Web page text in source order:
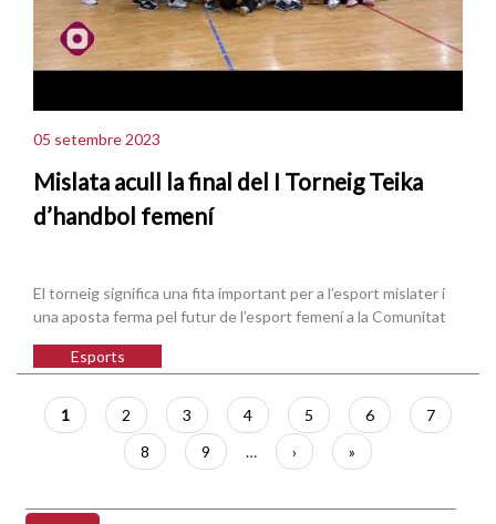
05 setembre 2023
Mislata acull la final del I Torneig Teika
d’handbol femení
El torneig significa una fita important per a l’esport mislater i
una aposta ferma pel futur de l’esport femení a la Comunitat
Esports
Paginació
Pàgina
actual
1 Pàgina
2 Pàgina
3 Pàgina
4 Pàgina
5 Pàgina
6 Pàgina
7
Pàgina
8 Pàgina
9 …
Pàgina
següent
›
Última
pàgina
»